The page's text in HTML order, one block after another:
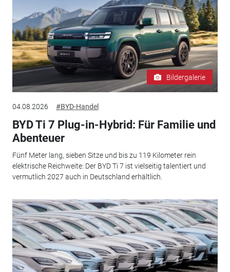
Bildergalerie
04.08.2026 #BYD-Handel
BYD Ti 7 Plug-in-Hybrid: Für Familie und
Abenteuer
Fünf Meter lang, sieben Sitze und bis zu 119 Kilometer rein
elektrische Reichweite: Der BYD Ti 7 ist vielseitig talentiert und
vermutlich 2027 auch in Deutschland erhältlich.